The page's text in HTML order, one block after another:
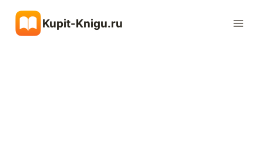
содержимому
Kupit-Knigu.ru